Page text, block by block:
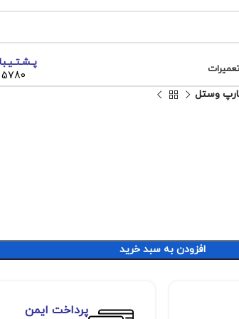
5780 670 0919
وستل
افزودن به سبد خرید
پرداخت ایمن